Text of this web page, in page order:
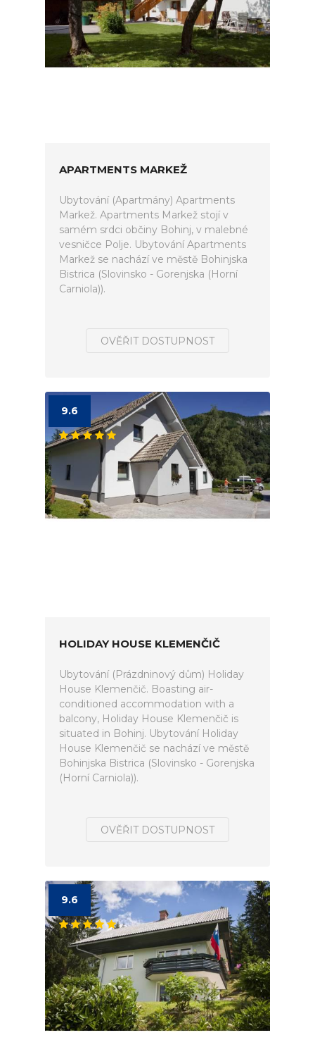
APARTMENTS MARKEŽ
Ubytování (Apartmány) Apartments
Markež. Apartments Markež stojí v
samém srdci občiny Bohinj, v malebné
vesničce Polje. Ubytování Apartments
Markež se nachází ve městě Bohinjska
Bistrica (Slovinsko - Gorenjska (Horní
Carniola)).
OVĚŘIT DOSTUPNOST
9.6
HOLIDAY HOUSE KLEMENČIČ
Ubytování (Prázdninový dům) Holiday
House Klemenčič. Boasting air-
conditioned accommodation with a
balcony, Holiday House Klemenčič is
situated in Bohinj. Ubytování Holiday
House Klemenčič se nachází ve městě
Bohinjska Bistrica (Slovinsko - Gorenjska
(Horní Carniola)).
OVĚŘIT DOSTUPNOST
9.6